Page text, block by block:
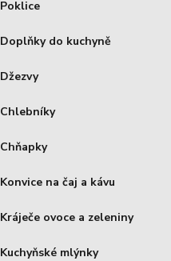
Poklice
Doplňky do kuchyně
Džezvy
Chlebníky
Chňapky
Konvice na čaj a kávu
Kráječe ovoce a zeleniny
Kuchyňské mlýnky